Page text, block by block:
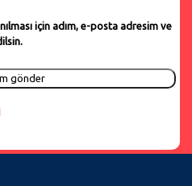
için adım, e-posta adresim ve